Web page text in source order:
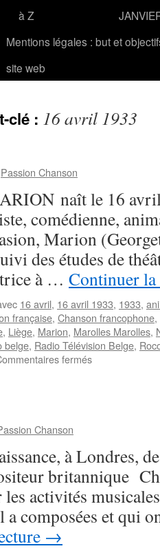
à Z
Mentions légales : but et
site web
clé : 16 avril 1933
Passion Chanson
naît le 16
comédienne,
Marion
des études de
à … Continuer
16 avril, 16 avril 1933, 1933,
française, Chanson francophone,
, Liège, Marion, Marolles Marolles,
belge, Radio Télévision Belge,
ferméssur
Chanson
à Londres,
britannique
activités
a composées et qui
→